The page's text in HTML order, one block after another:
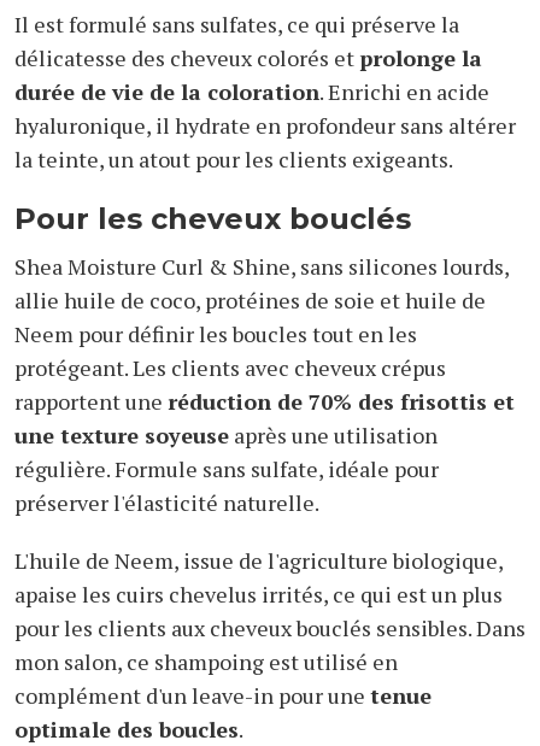
Il est formulé sans sulfates, ce qui préserve la
délicatesse des cheveux colorés et prolonge la
durée de vie de la coloration. Enrichi en acide
hyaluronique, il hydrate en profondeur sans altérer
la teinte, un atout pour les clients exigeants.
Pour les cheveux bouclés
Shea Moisture Curl & Shine, sans silicones lourds,
allie huile de coco, protéines de soie et huile de
Neem pour définir les boucles tout en les
protégeant. Les clients avec cheveux crépus
rapportent une réduction de 70% des frisottis et
une texture soyeuse après une utilisation
régulière. Formule sans sulfate, idéale pour
préserver l'élasticité naturelle.
L'huile de Neem, issue de l'agriculture biologique,
apaise les cuirs chevelus irrités, ce qui est un plus
pour les clients aux cheveux bouclés sensibles. Dans
mon salon, ce shampoing est utilisé en
complément d'un leave-in pour une tenue
optimale des boucles.